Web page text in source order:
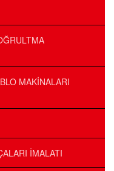
MAKİNALARI
İMALATI